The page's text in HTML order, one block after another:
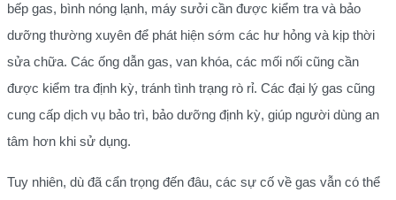
bếp gas, bình nóng lạnh, máy sưởi cần được kiểm tra và bảo
dưỡng thường xuyên để phát hiện sớm các hư hỏng và kịp thời
sửa chữa. Các ống dẫn gas, van khóa, các mối nối cũng cần
được kiểm tra định kỳ, tránh tình trạng rò rỉ. Các đại lý gas cũng
cung cấp dịch vụ bảo trì, bảo dưỡng định kỳ, giúp người dùng an
tâm hơn khi sử dụng.
Tuy nhiên, dù đã cẩn trọng đến đâu, các sự cố về gas vẫn có thể